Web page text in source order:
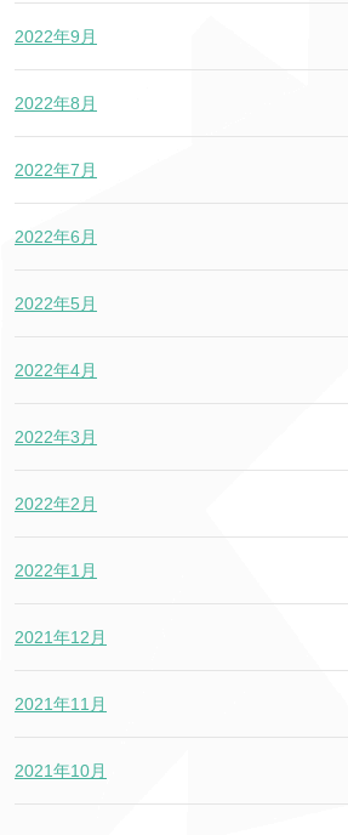
2022年9月
2022年8月
2022年7月
2022年6月
2022年5月
2022年4月
2022年3月
2022年2月
2022年1月
2021年12月
2021年11月
2021年10月